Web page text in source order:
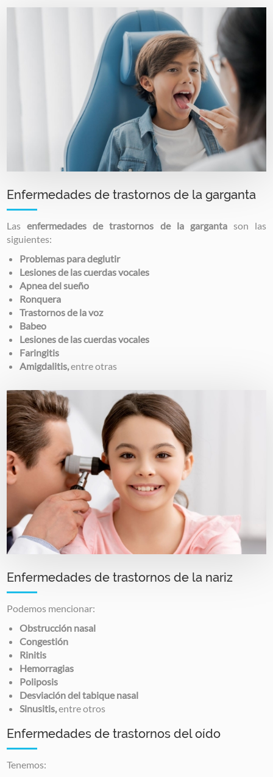
Enfermedades de trastornos de la garganta
Lasenfermedades de trastornos de la gargantason las
siguientes:
Problemas para deglutir
Lesiones de las cuerdas vocales
Apnea del sueño
Ronquera
Trastornos de la voz
Babeo
Lesiones de las cuerdas vocales
Faringitis
Amigdalitis,entre otras
Image
Enfermedades de trastornos de la nariz
Podemos mencionar:
Obstrucción nasal
Congestión
Rinitis
Hemorragias
Poliposis
Desviación del tabique nasal
Sinusitis,entre otros
Enfermedades de trastornos del oído
Tenemos: